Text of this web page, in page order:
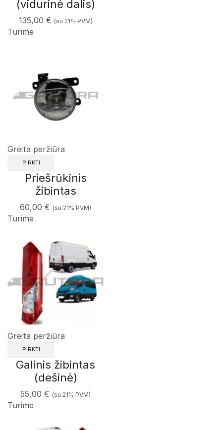
(vidurinė dalis)
135,00 € (su 21% PVM)
Turime
Greita peržiūra
PIRKTI
Priešrūkinis
žibintas
60,00 € (su 21% PVM)
Turime
Greita peržiūra
PIRKTI
Galinis žibintas
(dešinė)
55,00 € (su 21% PVM)
Turime